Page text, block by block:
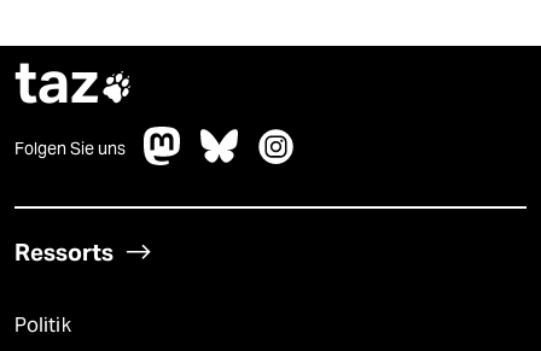
taz
Folgen Sie uns
Ressorts
Politik